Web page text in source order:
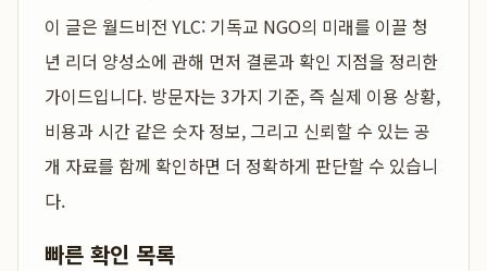
이 글은 월드비전 YLC: 기독교 NGO의 미래를 이끌 청
년 리더 양성소에 관해 먼저 결론과 확인 지점을 정리한
가이드입니다. 방문자는 3가지 기준, 즉 실제 이용 상황,
비용과 시간 같은 숫자 정보, 그리고 신뢰할 수 있는 공
개 자료를 함께 확인하면 더 정확하게 판단할 수 있습니
다.
빠른 확인 목록